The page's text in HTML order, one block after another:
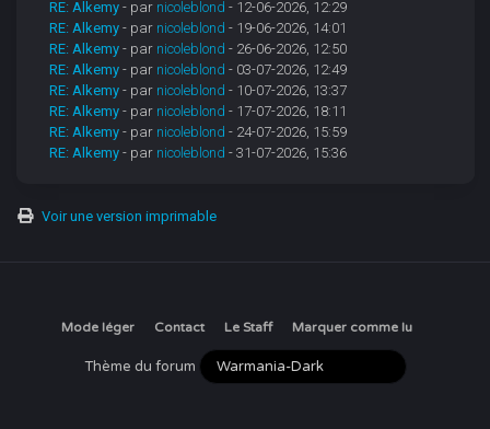
RE: Alkemy - par nicoleblond - 12-06-2026, 12:29
RE: Alkemy - par nicoleblond - 19-06-2026, 14:01
RE: Alkemy - par nicoleblond - 26-06-2026, 12:50
RE: Alkemy - par nicoleblond - 03-07-2026, 12:49
RE: Alkemy - par nicoleblond - 10-07-2026, 13:37
RE: Alkemy - par nicoleblond - 17-07-2026, 18:11
RE: Alkemy - par nicoleblond - 24-07-2026, 15:59
RE: Alkemy - par nicoleblond - 31-07-2026, 15:36
Voir une version imprimable
Mode léger Contact Le Staff Marquer comme lu
Thème du forum